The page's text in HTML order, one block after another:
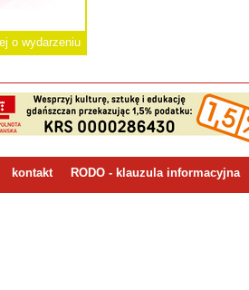
o wydarzeniu
kontakt RODO - klauzula informacyjna